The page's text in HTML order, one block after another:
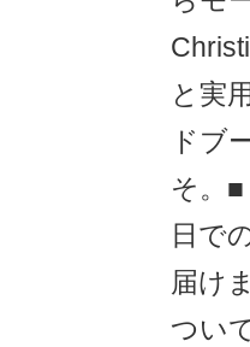
と実
ドブ
そ。
日で
届け
つい